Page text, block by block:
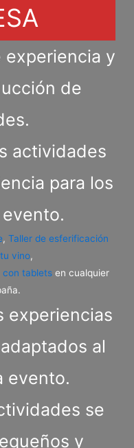
experiencia y
de
actividades
para los
, Taller de esferificación
vino,
con tabletsen cualquier
experiencias
al
evento.
se
y